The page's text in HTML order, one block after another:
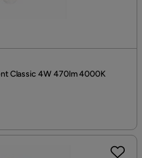
Classic 4W 470lm 4000K